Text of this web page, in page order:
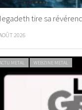
tire sa
2026
METAL WEBZINE METAL